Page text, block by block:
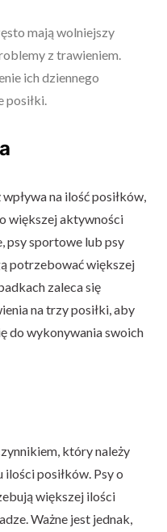
mają wolniejszy
z trawieniem.
ich dziennego
posiłki.
na ilość posiłków,
większej aktywności
psy sportowe lub psy
potrzebować większej
zaleca się
na trzy posiłki, aby
do wykonywania swoich
który należy
posiłków. Psy o
większej ilości
Ważne jest jednak,